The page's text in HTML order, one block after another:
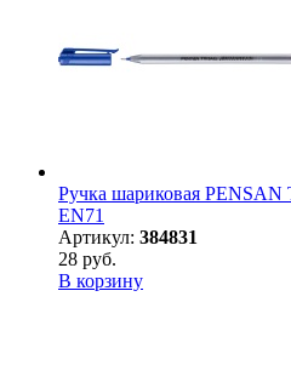
Ручка шариковая
EN71
Артикул: 384831
28 руб.
В корзину